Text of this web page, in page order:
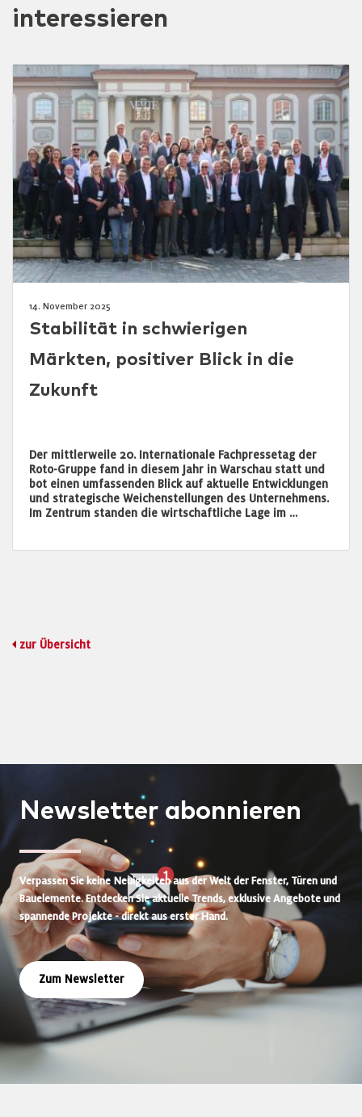
interessieren
14. November 2025
Stabilität in schwierigen
Märkten, positiver Blick in die
Zukunft
Der mittlerweile 20. Internationale Fachpressetag der
Roto-Gruppe fand in diesem Jahr in Warschau statt und
bot einen umfassenden Blick auf aktuelle Entwicklungen
und strategische Weichenstellungen des Unternehmens.
Im Zentrum standen die wirtschaftliche Lage im …
zur Übersicht
Newsletter abonnieren
Verpassen Sie keine Neuigkeiten aus der Welt der Fenster, Türen und
Bauelemente. Entdecken Sie aktuelle Trends, exklusive Angebote und
spannende Projekte - direkt aus erster Hand.
Zum Newsletter